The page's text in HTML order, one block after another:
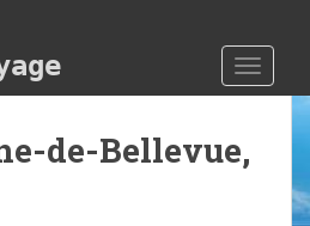
de-Bellevue,